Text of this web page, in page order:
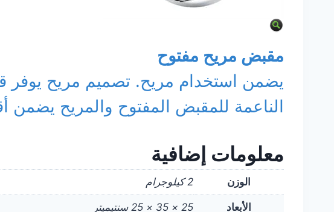
مقبض مريح مفتوح
يضمن استخدام مريح. تصميم مريح يوفر
الناعمة للمقبض المفتوح والمريح
معلومات إضافية
الوزن 2 كيلوجرام
الأبعاد 25 × 35 × 25 سنتيميتر